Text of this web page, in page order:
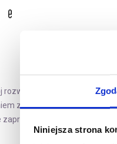
Niniejsza strona
duchowy?
z kart tarota? Sklep
w swoje